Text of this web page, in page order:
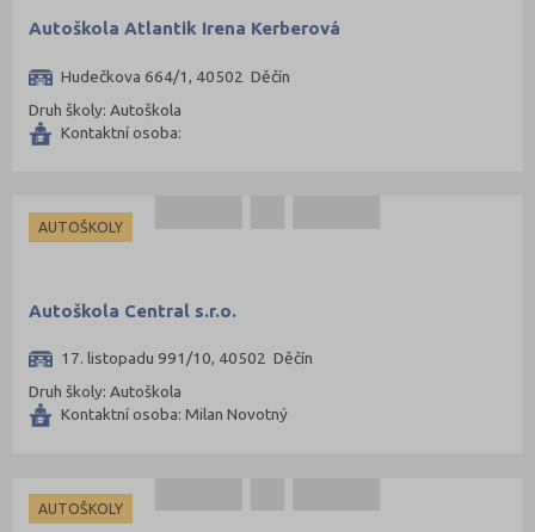
Rakovník (46)
Rokycany (33)
Rychnov nad Kněžnou (81)
Semily (68)
Strakonice (65)
Šumperk (111)
Tachov (41)
Teplice (76)
Uherské Hradiště (134)
Autoškola Atlantik Irena Kerberová
Hudečkova 664/1, 40502 Děčín
Druh školy: Autoškola
Kontaktní osoba:
AUTOŠKOLY
Autoškola Central s.r.o.
17. listopadu 991/10, 40502 Děčín
Druh školy: Autoškola
Kontaktní osoba: Milan Novotný
AUTOŠKOLY